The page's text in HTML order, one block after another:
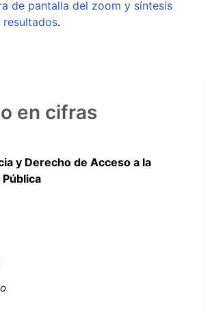
de pantalla del zoom y síntesis
resultados.
en cifras
y Derecho de Acceso a la